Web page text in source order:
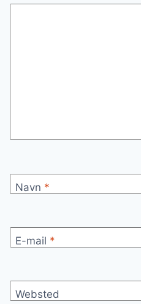
Navn *
E-mail *
Websted